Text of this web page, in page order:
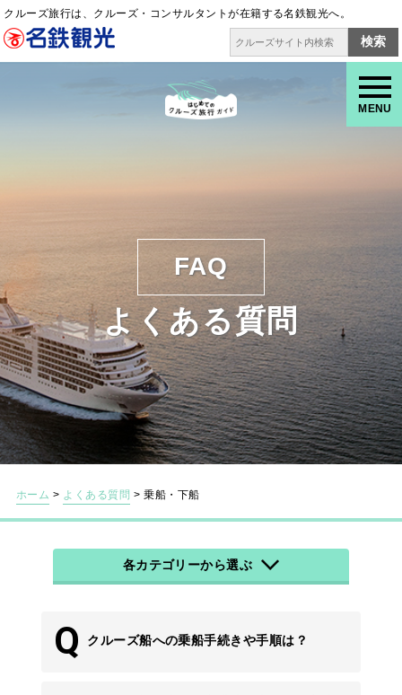
クルーズ旅行は、クルーズ・コンサルタントが在籍する名鉄観光へ。
検索
MENU
FAQ
よくある質問
ホーム > よくある質問 > 乗船・下船
各カテゴリーから選ぶ
Q クルーズ船への乗船手続きや手順は？